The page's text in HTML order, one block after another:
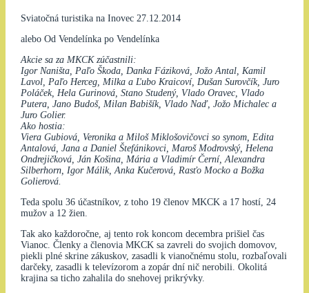
Sviatočná turistika na Inovec 27.12.2014
alebo Od Vendelínka po Vendelínka
Akcie sa za MKCK zúčastnili:
Igor Naništa, Paľo Škoda, Danka Fáziková, Jožo Antal, Kamil
Lavol, Paľo Herceg, Milka a Ľubo Kraicoví, Dušan Surovčík, Juro
Poláček, Hela Gurinová, Stano Studený, Vlado Oravec, Vlado
Putera, Jano Budoš, Milan Babišík, Vlado Naď, Jožo Michalec a
Juro Golier.
Ako hostia:
Viera Gubiová, Veronika a Miloš Miklošovičovci so synom, Edita
Antalová, Jana a Daniel Štefánikovci, Maroš Modrovský, Helena
Ondrejičková, Ján Košina, Mária a Vladimír Černí, Alexandra
Silberhorn, Igor Málik, Anka Kučerová, Rasťo Mocko a Božka
Golierová.
Teda spolu 36 účastníkov, z toho 19 členov MKCK a 17 hostí, 24
mužov a 12 žien.
Tak ako každoročne, aj tento rok koncom decembra prišiel čas
Vianoc. Členky a členovia MKCK sa zavreli do svojich domovov,
piekli plné skrine zákuskov, zasadli k vianočnému stolu, rozbaľovali
darčeky, zasadli k televízorom a zopár dní nič nerobili. Okolitá
krajina sa ticho zahalila do snehovej prikrývky.